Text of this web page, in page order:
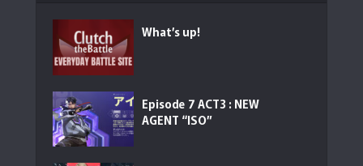
What’s up!
Episode 7 ACT3 : NEW
AGENT “ISO”